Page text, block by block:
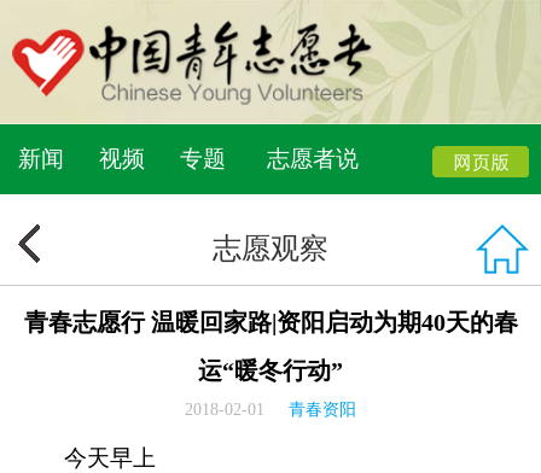
新闻 视频 专题 志愿者说
志愿观察
青春志愿行 温暖回家路|资阳启动为期40天的春
运“暖冬行动”
2018-02-01 青春资阳
今天早上